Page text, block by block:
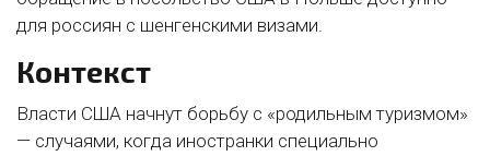
для россиян с шенгенскими визами.
Контекст
Власти США начнут борьбу с «родильным туризмом»
— случаями, когда иностранки специально